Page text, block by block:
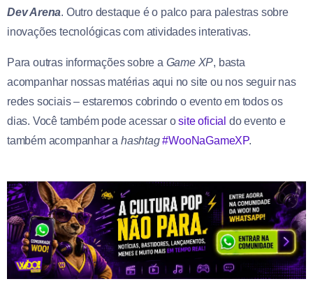
Dev Arena. Outro destaque é o palco para palestras sobre
inovações tecnológicas com atividades interativas.
Para outras informações sobre a Game XP, basta
acompanhar nossas matérias aqui no site ou nos seguir nas
redes sociais – estaremos cobrindo o evento em todos os
dias. Você também pode acessar osite oficial do evento e
também acompanhar ahashtag #WooNaGameXP.